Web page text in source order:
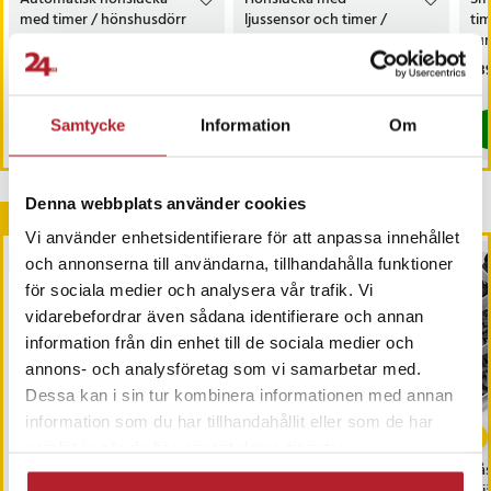
Samtycke Information Om
Denna webbplats använder cookies
Vi använder enhetsidentifierare för att anpassa innehållet
och annonserna till användarna, tillhandahålla funktioner
för sociala medier och analysera vår trafik. Vi
vidarebefordrar även sådana identifierare och annan
information från din enhet till de sociala medier och
annons- och analysföretag som vi samarbetar med.
Dessa kan i sin tur kombinera informationen med annan
information som du har tillhandahållit eller som de har
med timer / hönshusdörr
/ dörr i aluminium
Pris:499 kr
499 kr
Köp
ljussensor och timer /
automatisk hönslucka med
solpanel / kycklinglucka med
Andra köpte också
BÄSTSÄLJARE
Magnetic - Roligt
- 50%
BÄSTSÄLJARE
Glowsticks - Storpack